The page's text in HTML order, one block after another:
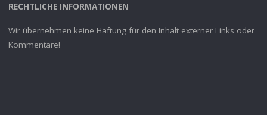
RECHTLICHE INFORMATIONEN
Wir übernehmen keine Haftung für den Inhalt externer Links oder
Kommentare!